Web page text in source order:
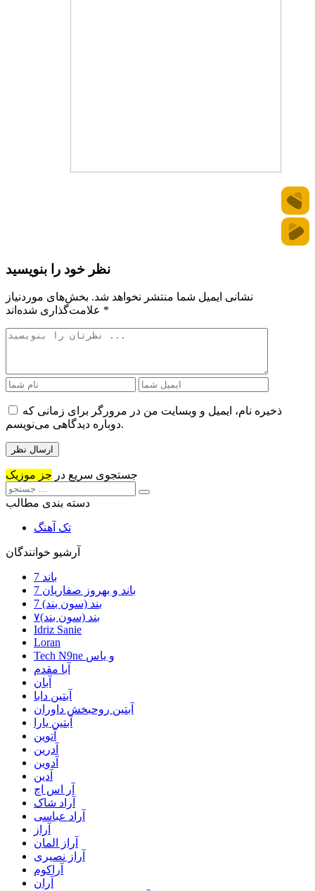
نظر خود را بنویسید
نشانی ایمیل شما منتشر نخواهد شد. بخش‌های موردنیاز
*
ذخیره نام، ایمیل و وبسایت من در مرورگر برای زمانی که
دوباره دیدگاهی می‌نویسم.
جستجوی سریع در جز موزیک
دسته بندی مطالب
تک آهنگ
آرشیو خوانندگان
7 باند
7 باند و بهروز صفاریان
7 بند (سون بند)
۷بند (سون بند)
Idriz Sanie
Loran
Tech N9ne و یاس
آبا مقدم
آبان
آبتین دابا
آبتین روحبخش داوران
آبتین یارا
آتوین
آدرین
آدوین
آدین
آر اس اچ
آراد شاک
آراد عباسی
آراز
آراز المان
آراز نصیری
آراکوم
آران